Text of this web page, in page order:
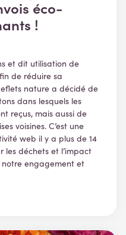
éco-
!
et dit utilisation de
de réduire sa
nature a décidé de
dans lesquels les
reçus, mais aussi de
voisines. C’est une
web il y a plus de 14
les déchets et l’impact
notre engagement et